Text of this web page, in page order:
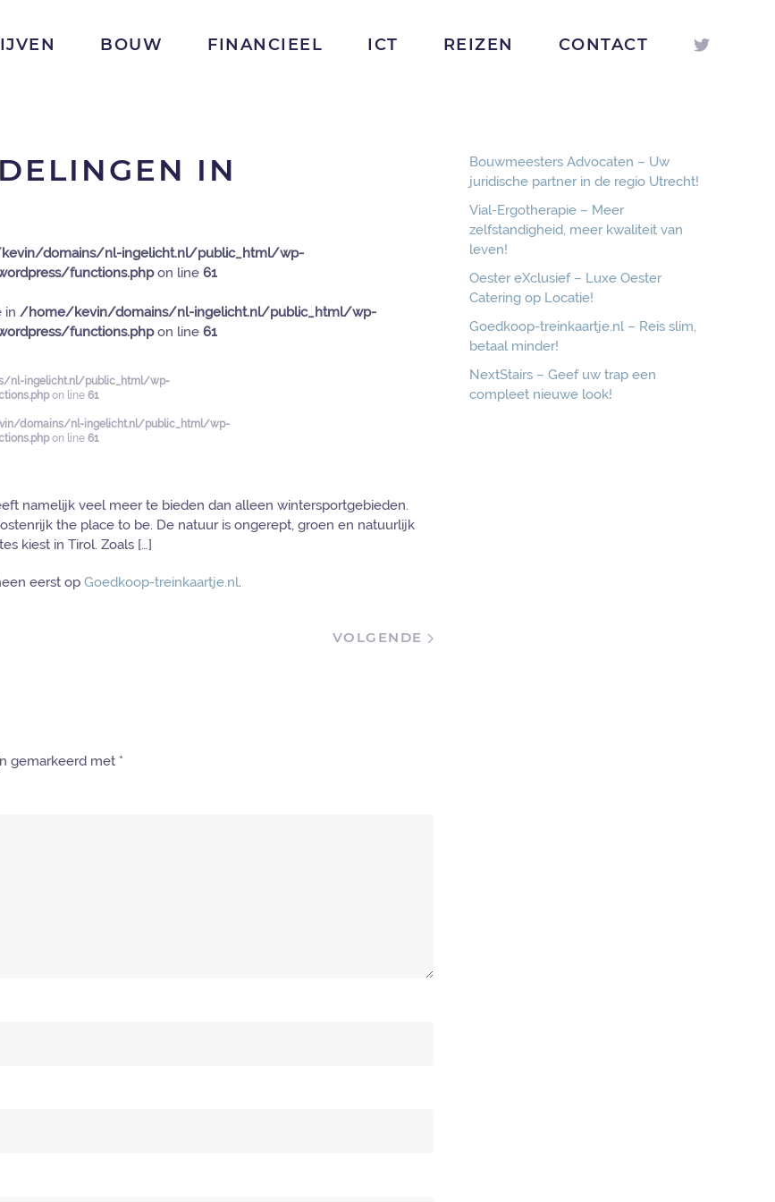
BOUW FINANCIEEL ICT REIZEN CONTACT
IN
domains/nl-ingelicht.nl/public_html/wp-
functions.phpon line 61
in /home/kevin/domains/nl-ingelicht.nl/public_html/wp-
functions.phpon line 61
nl-ingelicht.nl/public_html/wp-
on line 61
domains/nl-ingelicht.nl/public_html/wp-
on line 61
namelijk veel meer te bieden dan alleen wintersportgebieden.
the place to be. De natuur is ongerept, groen en natuurlijk
kiest in Tirol. Zoals […]
eerst op Goedkoop-treinkaartje.nl.
VOLGENDE
gemarkeerd met *
Bouwmeesters Advocaten – Uw
juridische partner in de regio Utrecht!
Vial-Ergotherapie – Meer
zelfstandigheid, meer kwaliteit van
leven!
Oester eXclusief – Luxe Oester
Catering op Locatie!
Goedkoop-treinkaartje.nl – Reis slim,
betaal minder!
NextStairs – Geef uw trap een
compleet nieuwe look!